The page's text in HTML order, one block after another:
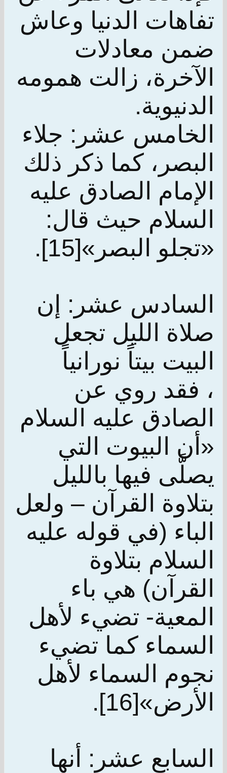
تفاهات الدنيا وعاش
ضمن معادلات
الآخرة، زالت همومه
الدنيوية.
الخامس عشر: جلاء
البصر، كما ذكر ذلك
الإمام الصادق عليه
السلام حيث قال:
«تجلو البصر»[15].
السادس عشر: إن
صلاة الليل تجعل
البيت بيتاً نورانياً
، فقد روي عن
الصادق عليه السلام
«أن البيوت التي
يصلَّى فيها بالليل
بتلاوة القرآن – ولعل
الباء (في قوله عليه
السلام بتلاوة
القرآن) هي باء
المعية- تضيء لأهل
السماء كما تضيء
نجوم السماء لأهل
الأرض»[16].
السابع عشر: أنها